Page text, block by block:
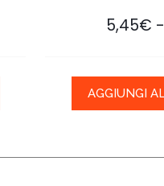
5,45€ -
AGGIUNGI